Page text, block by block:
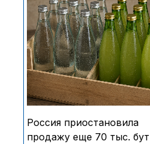
В России
продажу более
бутылок питьевой
безалкогольных
армянского
Россия приостановила
продажу еще 70 тыс.